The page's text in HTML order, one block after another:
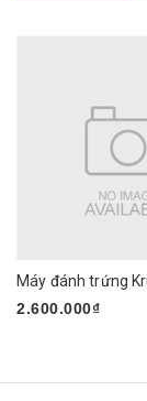
Máy đánh trứng
2.600.000₫